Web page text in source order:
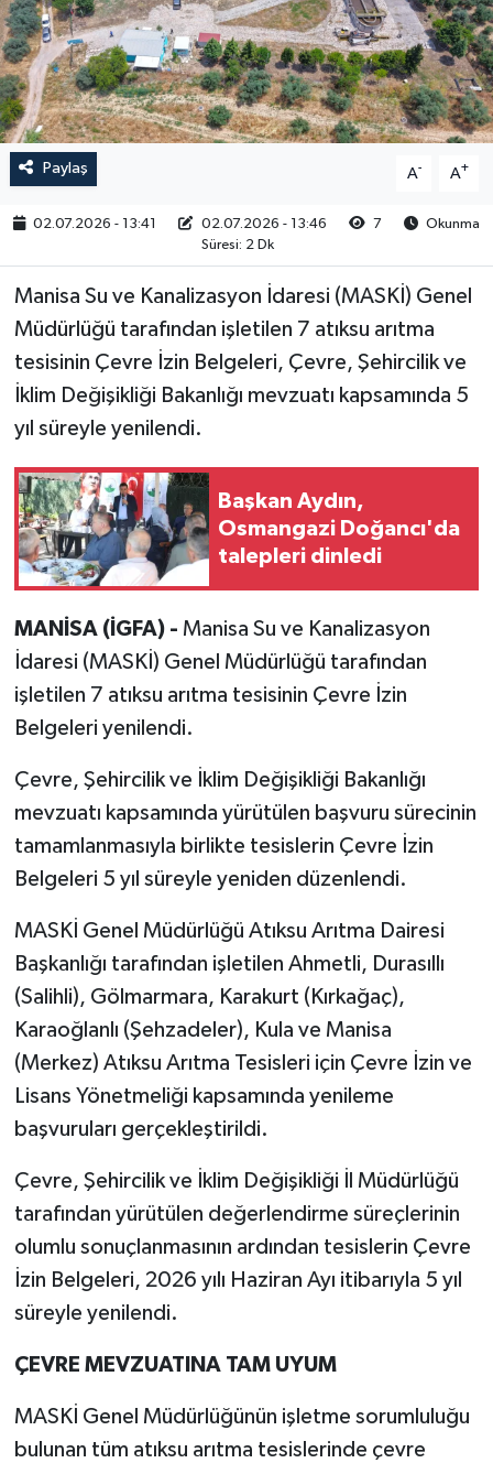
Paylaş A- A+
02.07.2026 - 13:41 02.07.2026 - 13:46 7
Okunma
Süresi: 2 Dk
Manisa Su ve Kanalizasyon İdaresi (MASKİ) Genel
Müdürlüğü tarafından işletilen 7 atıksu arıtma
tesisinin Çevre İzin Belgeleri, Çevre, Şehircilik ve
İklim Değişikliği Bakanlığı mevzuatı kapsamında 5
yıl süreyle yenilendi.
Başkan Aydın,
Osmangazi Doğancı'da
talepleri dinledi
MANİSA (İGFA) - Manisa Su ve Kanalizasyon
İdaresi (MASKİ) Genel Müdürlüğü tarafından
işletilen 7 atıksu arıtma tesisinin Çevre İzin
Belgeleri yenilendi.
Çevre, Şehircilik ve İklim Değişikliği Bakanlığı
mevzuatı kapsamında yürütülen başvuru sürecinin
tamamlanmasıyla birlikte tesislerin Çevre İzin
Belgeleri 5 yıl süreyle yeniden düzenlendi.
MASKİ Genel Müdürlüğü Atıksu Arıtma Dairesi
Başkanlığı tarafından işletilen Ahmetli, Durasıllı
(Salihli), Gölmarmara, Karakurt (Kırkağaç),
Karaoğlanlı (Şehzadeler), Kula ve Manisa
(Merkez) Atıksu Arıtma Tesisleri için Çevre İzin ve
Lisans Yönetmeliği kapsamında yenileme
başvuruları gerçekleştirildi.
Çevre, Şehircilik ve İklim Değişikliği İl Müdürlüğü
tarafından yürütülen değerlendirme süreçlerinin
olumlu sonuçlanmasının ardından tesislerin Çevre
İzin Belgeleri, 2026 yılı Haziran Ayı itibarıyla 5 yıl
süreyle yenilendi.
ÇEVRE MEVZUATINA TAM UYUM
MASKİ Genel Müdürlüğünün işletme sorumluluğu
bulunan tüm atıksu arıtma tesislerinde çevre
RESMİ İLAN